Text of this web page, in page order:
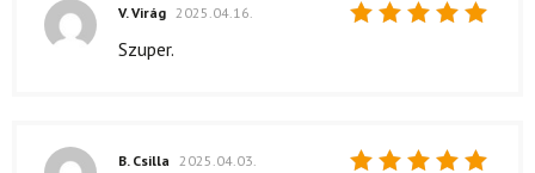
V. Virág 2025.04.16.
Szuper.
B. Csilla 2025.04.03.